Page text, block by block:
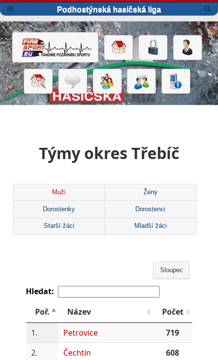
Podhostýnská hasičská liga
Týmy okres Třebíč
Muži Ženy
Dorostenky Dorostenci
Starší žáci Mladší žáci
Sloupec
Hledat:
Poř.
Název
Počet
1.
Petrovice
719
2.
Čechtín
608